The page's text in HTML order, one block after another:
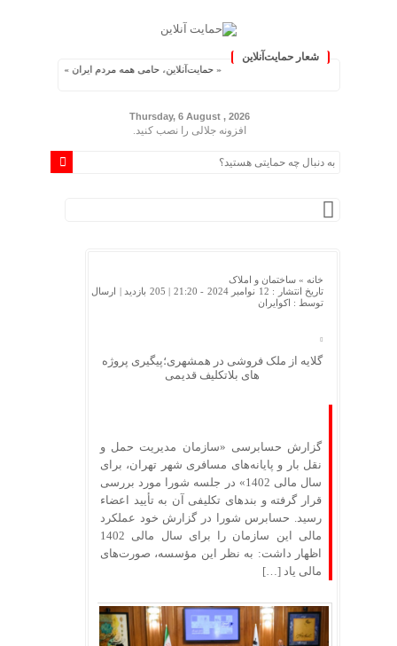
شعار حمایت‌آنلاین
« حمایت‌آنلاین، حامی همه مردم ایران »
Thursday, 6 August , 2026
افزونه جلالی را نصب کنید.
خانه » ساختمان و املاک
تاریخ انتشار : 12 نوامبر 2024 - 21:20 |
205 بازدید
| ارسال
توسط : اکوایران
گلایه از ملک فروشی در همشهری؛پیگیری پروژه
های بلاتکلیف قدیمی
گزارش حسابرسی «سازمان مدیریت حمل و
نقل بار و پایانه‌های مسافری شهر تهران، برای
سال مالی 1402» در جلسه شورا مورد بررسی
قرار گرفته و بندهای تکلیفی آن به تأیید اعضاء
رسید. حسابرس شورا در گزارش خود عملکرد
مالی این سازمان را برای سال مالی 1402
اظهار داشت: به نظر این مؤسسه، صورت‌های
مالی یاد […]